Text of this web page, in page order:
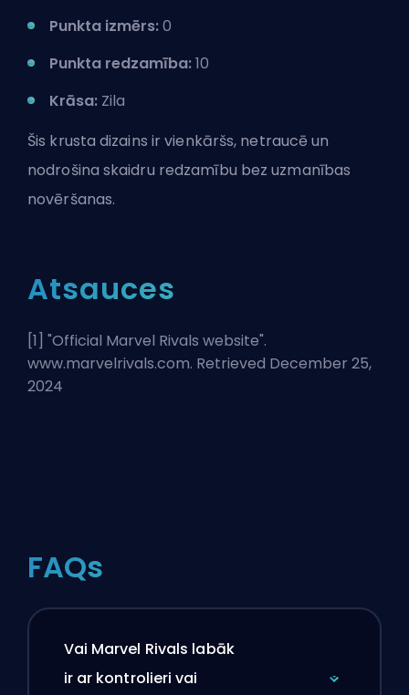
Punkta izmērs:0
Punkta redzamība:10
Krāsa: Zila
Šis krusta dizains ir vienkāršs, netraucē un
nodrošina skaidru redzamību bez uzmanības
novēršanas.
Atsauces
[1] "Official Marvel Rivals website".
www.marvelrivals.com. Retrieved December 25,
2024
FAQs
Vai Marvel Rivals labāk
ir ar kontrolieri vai